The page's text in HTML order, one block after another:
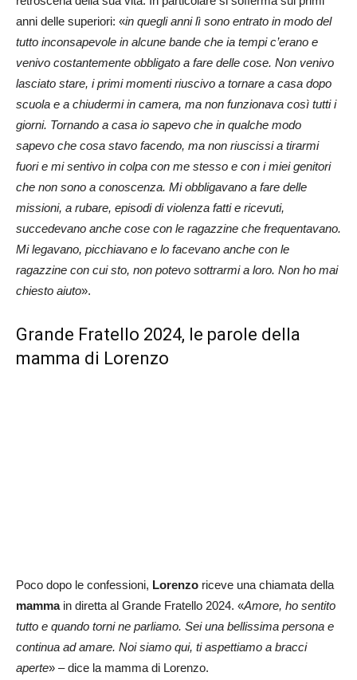
anni delle superiori: «in quegli anni lì sono entrato in modo del
tutto inconsapevole in alcune bande che ia tempi c’erano e
venivo costantemente obbligato a fare delle cose. Non venivo
lasciato stare, i primi momenti riuscivo a tornare a casa dopo
scuola e a chiudermi in camera, ma non funzionava così tutti i
giorni. Tornando a casa io sapevo che in qualche modo
sapevo che cosa stavo facendo, ma non riuscissi a tirarmi
fuori e mi sentivo in colpa con me stesso e con i miei genitori
che non sono a conoscenza. Mi obbligavano a fare delle
missioni, a rubare, episodi di violenza fatti e ricevuti,
succedevano anche cose con le ragazzine che frequentavano.
Mi legavano, picchiavano e lo facevano anche con le
ragazzine con cui sto, non potevo sottrarmi a loro. Non ho mai
chiesto aiuto».
Grande Fratello 2024, le parole della
mamma di Lorenzo
Poco dopo le confessioni, Lorenzo riceve una chiamata della
mammain diretta al Grande Fratello 2024. «Amore, ho sentito
tutto e quando torni ne parliamo. Sei una bellissima persona e
continua ad amare. Noi siamo qui, ti aspettiamo a bracci
aperte» – dice la mamma di Lorenzo.